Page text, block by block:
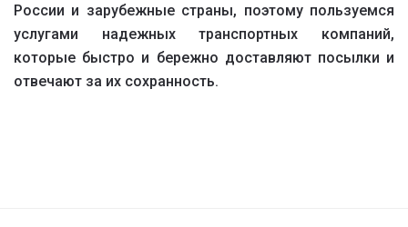
России и зарубежные страны, поэтому пользуемся
услугами надежных транспортных компаний,
которые быстро и бережно доставляют посылки и
отвечают за их сохранность.